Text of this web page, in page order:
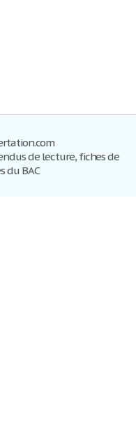
de lecture, fiches de
du BAC